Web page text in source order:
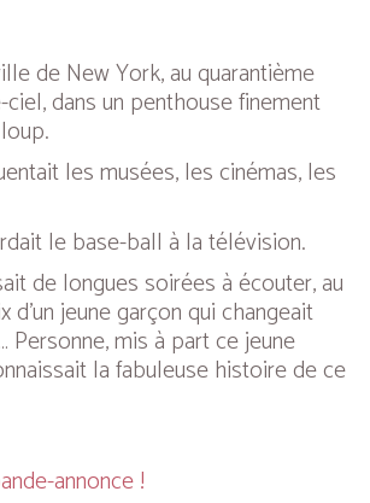
de New York, au quarantième
ciel, dans un penthouse finement
les musées, les cinémas, les
le base-ball à la télévision.
de longues soirées à écouter, au
jeune garçon qui changeait
Personne, mis à part ce jeune
la fabuleuse histoire de ce
annonce !